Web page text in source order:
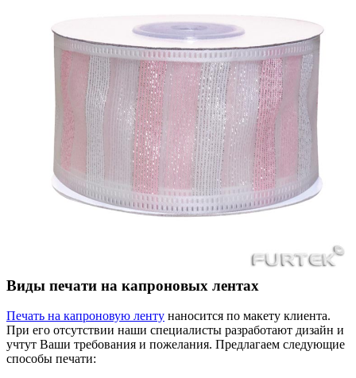
Виды печати на капроновых лентах
Печать на капроновую ленту наносится по макету клиента.
При его отсутствии наши специалисты разработают дизайн и
учтут Ваши требования и пожелания. Предлагаем следующие
способы печати: